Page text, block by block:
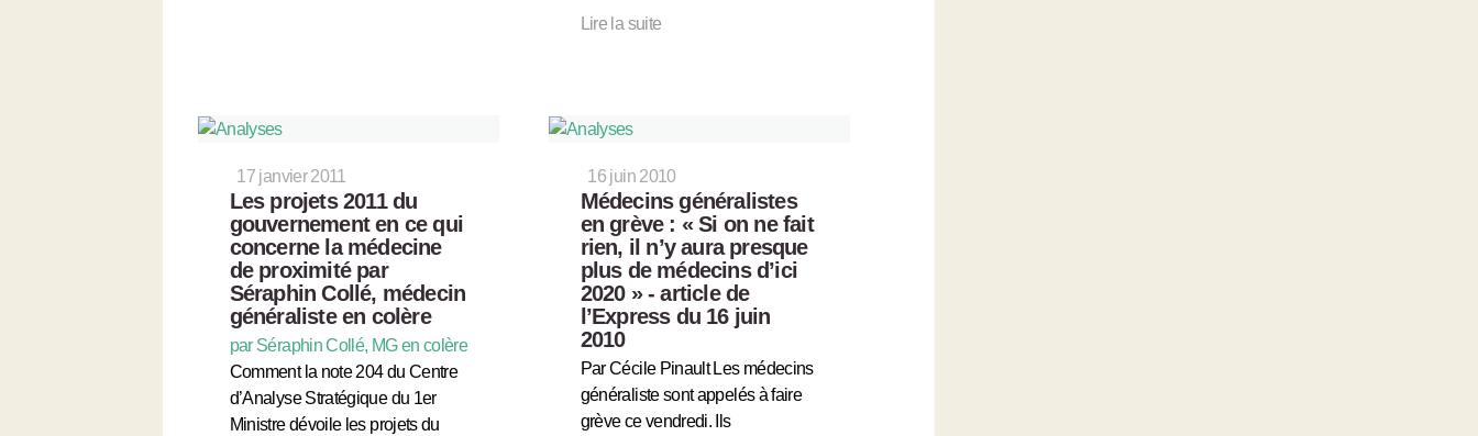
Lire la suite
17 janvier 2011
Les projets 2011 du
gouvernement en ce qui
concerne la médecine
de proximité par
Séraphin Collé, médecin
généraliste en colère
par Séraphin Collé, MG en colère
Comment la note 204 du Centre
d’Analyse Stratégique du 1er
Ministre dévoile les projets du
16 juin 2010
Médecins généralistes
en grève : « Si on ne fait
rien, il n’y aura presque
plus de médecins d’ici
2020 » - article de
l’Express du 16 juin
2010
Par Cécile Pinault Les médecins
généraliste sont appelés à faire
grève ce vendredi. Ils